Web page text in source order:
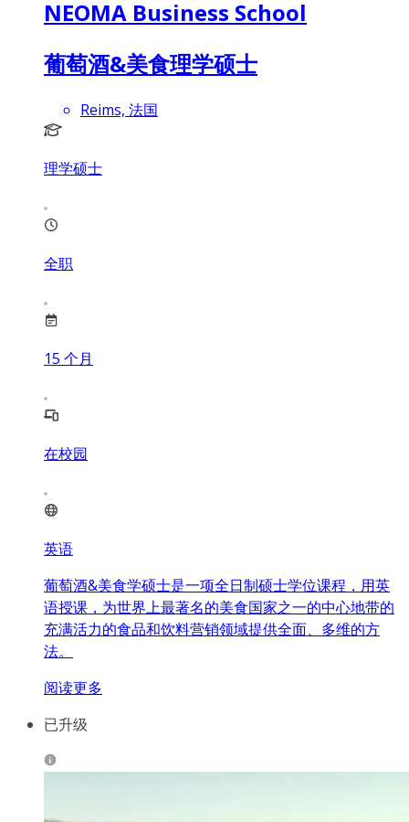
NEOMA Business School
葡萄酒&美食理学硕士
Reims, 法国
理学硕士
全职
15 个月
在校园
英语
葡萄酒&美食学硕士是一项全日制硕士学位课程，用英
语授课，为世界上最著名的美食国家之一的中心地带的
充满活力的食品和饮料营销领域提供全面、多维的方
法。
阅读更多
已升级